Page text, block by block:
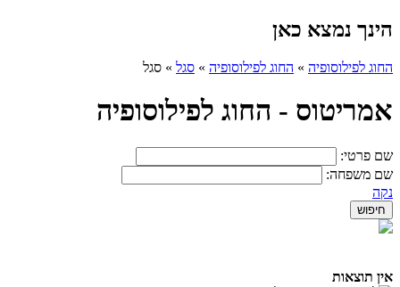
הינך נמצא כאן
החוג לפילוסופיה » החוג לפילוסופיה » סגל » סגל
אמריטוס - החוג לפילוסופיה
שם פרטי:
שם משפחה:
נקה
אין תוצאות